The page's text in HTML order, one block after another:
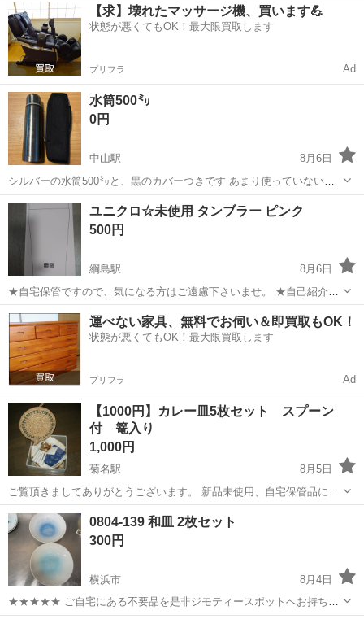
衣料服飾品、生活雑貨、家具、本、CD・DVDなどが無料でまとめて持
ち込めます！ ※詳細はこ...
【求】壊れたマッサージ機、買います💪
状態が悪くてもOK！最大限買取します
プリフラ Ad
水筒500㍉
0円
中山駅
8月6日
シルバーの水筒500㍉と、黒のカバーつきです あまり使っていないで
す。
神奈川 横浜市 中山駅 食器
ユニクロ☆未使用 タンブラー ピンク
500円
綱島駅
8月6日
★自宅保管ですので、気になる方はご遠慮下さいませ。 ★自己紹介
欄、画面上に表示されております受取場所をご確認の上、メッセージ
をお願いいたします。 ★10000円以上の購入で貰えたピンクのタンブ
ラーです。 ★袋持参で最寄...
神奈川 横浜市 綱島駅 食器 タンブラー
運べない家具、無料でお伺い＆即買取もOK！
状態が悪くてもOK！最大限買取します
プリフラ Ad
【1000円】カレー皿5枚セット スプーン
付 篭入り
1,000円
菊名駅
8月5日
ご覧頂きましてありがとうございます。 新品未使用、自宅保管品にな
ります。 お皿5枚、スプーン5本、篭です。 篭の上部に、点々とシミが
見られます。 よろしくお願いします。
神奈川 横浜市 食器 スプーン
0804-139 和皿 2枚セット
300円
横浜市
8月4日
★★★★★ ご自宅にある不要品を是非ジモティースポットへお持ち込